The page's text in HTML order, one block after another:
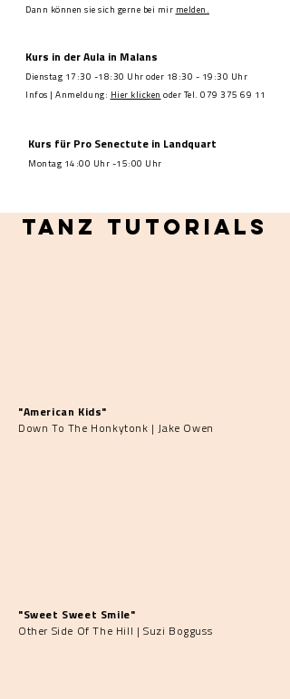
Dann können sie sich gerne bei mir melden.
Kurs in der Aula in Malans
Dienstag 17:30 -18:30 Uhr oder 18:30 - 19:30 Uhr
Infos | Anmeldung: Hier klicken oder Tel. 079 375 69 11
Kurs für Pro Senectute in Landquart
Montag 14:00 Uhr -15:00 Uhr
Tanz Tutorials
"American Kids"
Down To The Honkytonk | Jake Owen
"Sweet Sweet Smile"
Other Side Of The Hill | Suzi Bogguss